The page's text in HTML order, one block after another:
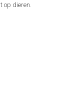
op dieren.